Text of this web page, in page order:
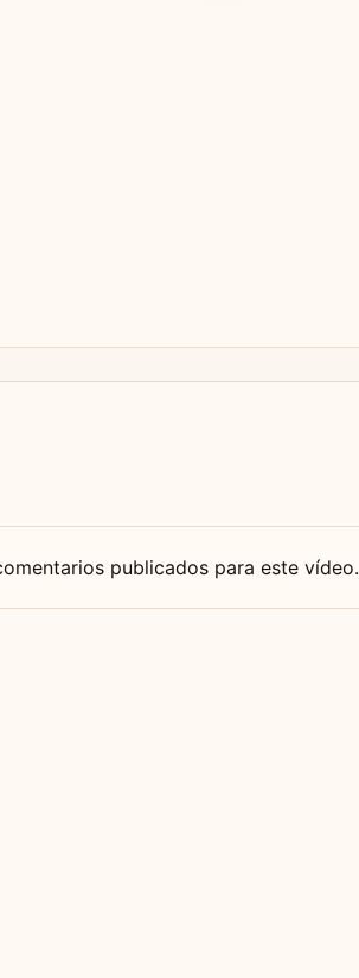
publicados para este vídeo.